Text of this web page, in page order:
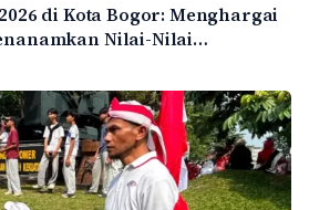
di Kota Bogor: Menghargai
Nilai-Nilai